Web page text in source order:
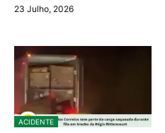
23 Julho, 2026
ACIDENTE